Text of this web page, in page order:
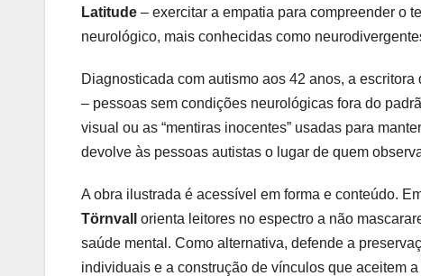
Latitude – exercitar a empatia para compreender o
neurológico, mais conhecidas como
Diagnosticada com autismo aos 42 anos, a
– pessoas sem condições neurológicas fora do
visual ou as “mentiras inocentes” usadas para
devolve às pessoas autistas o lugar de quem
A obra ilustrada é acessível em forma e conteúdo.
Törnvall
orienta leitores no espectro a não
saúde mental. Como alternativa, defende a
individuais e a construção de vínculos que aceitem